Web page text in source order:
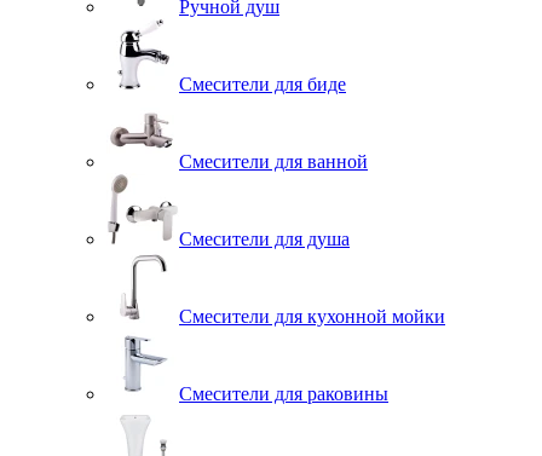
Ручной душ
Смесители для биде
Смесители для ванной
Смесители для душа
Смесители для кухонной мойки
Смесители для раковины